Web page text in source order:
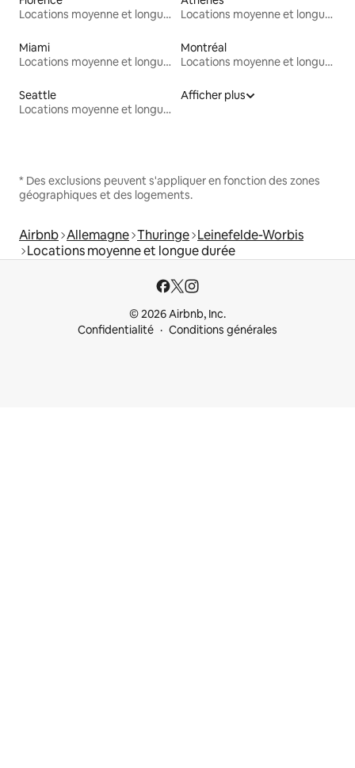
Locations moyenne et longue durée
Locations moyenne et longue durée
Miami
Locations moyenne et longue durée
Montréal
Locations moyenne et longue durée
Seattle
Locations moyenne et longue durée
Afficher plus
* Des exclusions peuvent s'appliquer en fonction des zones
géographiques et des logements.
Airbnb Allemagne Thuringe Leinefelde-Worbis
Locations moyenne et longue durée
© 2026 Airbnb, Inc.
Confidentialité
Conditions générales